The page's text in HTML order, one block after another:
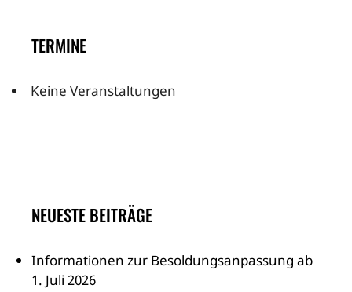
TERMINE
Keine Veranstaltungen
NEUESTE BEITRÄGE
Informationen zur Besoldungsanpassung ab
1. Juli 2026